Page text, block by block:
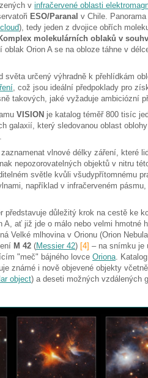
v infračervené oblasti
ESO/Paranal v Chile.
), tedy jeden z dvojice obřích
molekulárních oblaků v
Orion A se na obloze táhne v
světa určený výhradně k přehlídkám
, což jsou ideální předpoklady pro
takových, jaké vyžaduje ambiciózní
VISION je katalog téměř 800 tisíc
galaxií, který sledovanou oblast
.
vlnové délky záření, které
nepozorovatelných objektů v nitru
světle kvůli všudypřítomnému
například v infračerveném
představuje důležitý krok na cestě ke
A, ať již jde o málo nebo velmi hmotné
Velké mlhovina v Orionu (Orion
M 42 (Messier 42) [4] – na snímku je
"meč" bájného lovce Oriona.
známé i nově objevené objekty
object) a deseti možných vzdálených